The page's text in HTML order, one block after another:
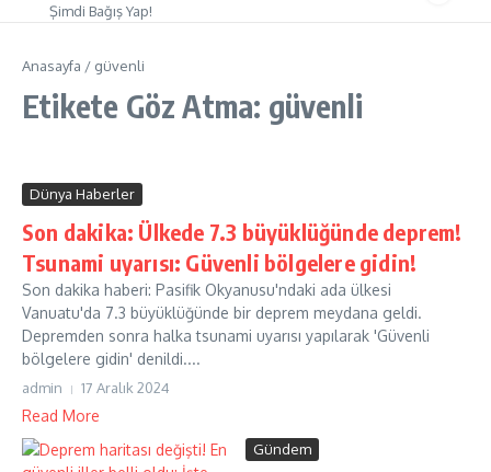
Şimdi Bağış Yap!
Anasayfa / güvenli
Etikete Göz Atma: güvenli
Dünya Haberler
Son dakika: Ülkede 7.3 büyüklüğünde deprem!
Tsunami uyarısı: Güvenli bölgelere gidin!
Son dakika haberi: Pasifik Okyanusu'ndaki ada ülkesi
Vanuatu'da 7.3 büyüklüğünde bir deprem meydana geldi.
Depremden sonra halka tsunami uyarısı yapılarak 'Güvenli
bölgelere gidin' denildi....
admin 17 Aralık 2024
Read More
Gündem